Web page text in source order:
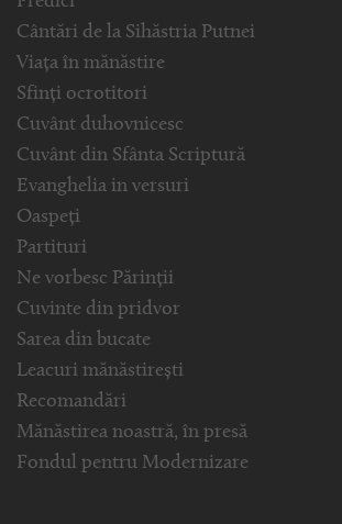
Cântări de la Sihăstria Putnei
Viața în mănăstire
Sfinți ocrotitori
Cuvânt duhovnicesc
Cuvânt din Sfânta Scriptură
Evanghelia in versuri
Oaspeți
Partituri
Ne vorbesc Părinții
Cuvinte din pridvor
Sarea din bucate
Leacuri mănăstirești
Recomandări
Mănăstirea noastră, în presă
Fondul pentru Modernizare